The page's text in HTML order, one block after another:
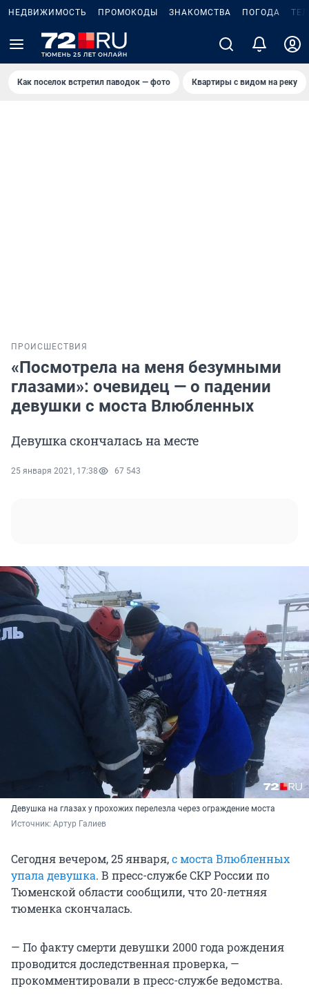
НЕДВИЖИМОСТЬ ПРОМОКОДЫ ЗНАКОМСТВА ПОГОДА
Как поселок встретил паводок — фото Квартиры с видом на реку
ПРОИСШЕСТВИЯ
«Посмотрела на меня безумными
глазами»: очевидец — о падении
девушки с моста Влюбленных
Девушка скончалась на месте
25 января 2021, 17:38 67 543
Девушка на глазах у прохожих перелезла через ограждение моста
Источник: Артур Галиев
Сегодня вечером, 25 января,с моста Влюбленных
упала девушка. В пресс-службе СКР России по
Тюменской области сообщили, что 20-летняя
тюменка скончалась.
— По факту смерти девушки 2000 года рождения
проводится доследственная проверка, —
прокомментировали в пресс-службе ведомства.